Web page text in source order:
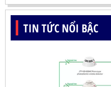
ĐẦU BÁO LỬA UV-IR
TIN TỨC NỔI BẬC